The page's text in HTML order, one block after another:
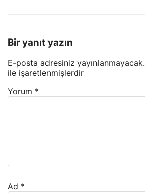
Bir yanıt yazın
E-posta adresiniz yayınlanmayacak.
ile işaretlenmişlerdir
Yorum *
Ad *